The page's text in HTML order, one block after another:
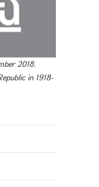
2018.
in 1918-